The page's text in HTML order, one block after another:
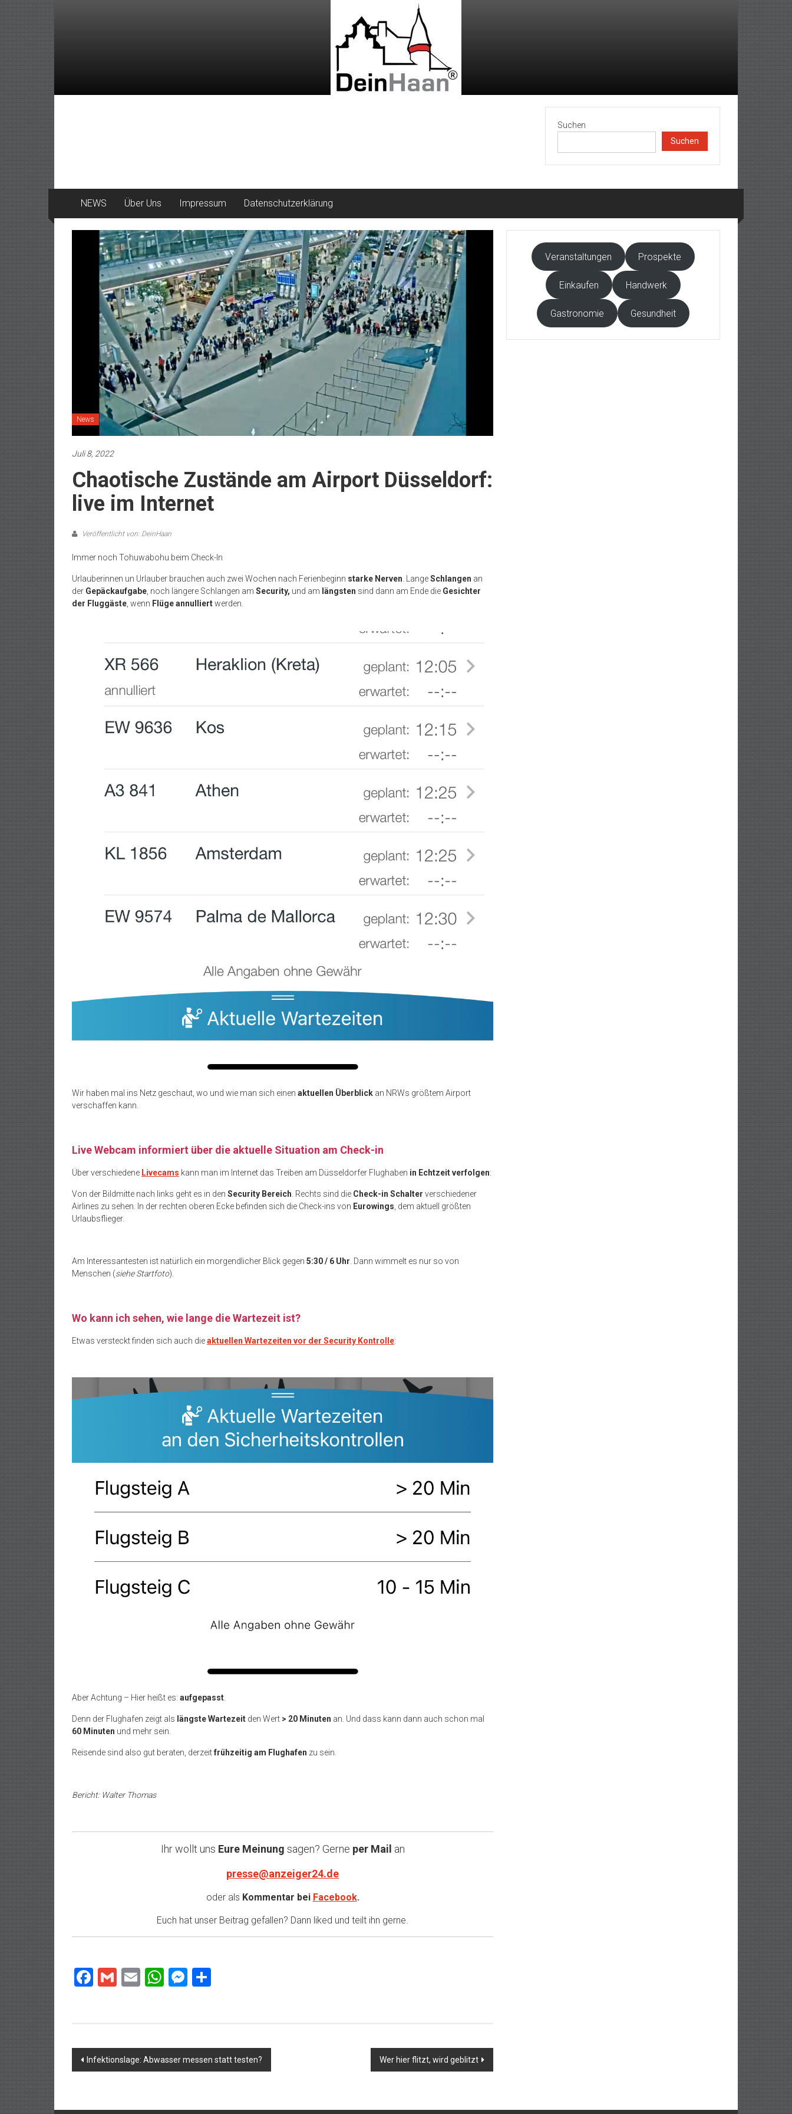
Suchen
Suchen
NEWS Über Uns Impressum Datenschutzerklärung
News
Juli 8, 2022
Chaotische Zustände am Airport Düsseldorf:
live im Internet
Veröffentlicht von: DeinHaan
Immer noch Tohuwabohu beim Check-In
Urlauberinnen un Urlauber brauchen auch zwei Wochen nach Ferienbeginn starke Nerven . LangeSchlangen an
der Gepäckaufgabe , noch längere Schlangen am Security, und am längsten sind dann am Ende die Gesichter
der Fluggäste , wenn Flüge annulliertwerden.
Wir haben mal ins Netz geschaut, wo und wie man sich einen aktuellen Überblick an NRWs größtem Airport
verschaffen kann.
Live Webcam informiert über die aktuelle Situation am Check-in
Über verschiedene Livecams kann man im Internet das Treiben am Düsseldorfer Flughaben in Echtzeit verfolgen:
Von der Bildmitte nach links geht es in den Security Bereich . Rechts sind die Check-in Schalter verschiedener
Airlines zu sehen. In der rechten oberen Ecke befinden sich die Check-ins von Eurowings , dem aktuell größten
Urlaubsflieger.
Am Interessantesten ist natürlich ein morgendlicher Blick gegen 5:30 / 6 Uhr . Dann wimmelt es nur so von
Menschen (siehe Startfoto).
Wo kann ich sehen, wie lange die Wartezeit ist?
Etwas versteckt finden sich auch dieaktuellen Wartezeiten vor der Security Kontrolle:
Aber Achtung – Hier heißt es: aufgepasst
Denn der Flughafen zeigt als längste Wartezeit den Wert > 20 Minuten an. Und dass kann dann auch schon mal
60 Minuten und mehr sein.
Reisende sind also gut beraten, derzeitfrühzeitig am Flughafen zu sein.
Bericht: Walter Thomas
Ihr wollt uns Eure Meinung sagen? Gerne per Mail an
presse@anzeiger24.de
oder als Kommentar bei Facebook.
Euch hat unser Beitrag gefallen? Dann liked und teilt ihn gerne.
Facebook
GmailEmailWhatsApp
Messenger
Beitragsnavigation
Infektionslage: Abwasser messen statt testen? Wer hier flitzt, wird geblitzt
Veranstaltungen Prospekte
Einkaufen Handwerk
Gastronomie Gesundheit